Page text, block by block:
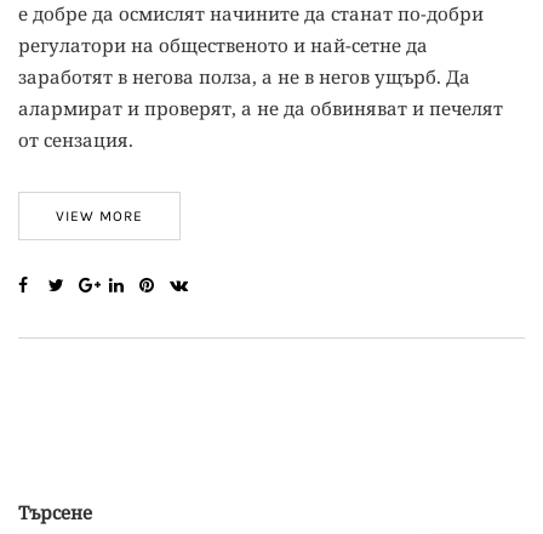
е добре да осмислят начините да станат по-добри
регулатори на общественото и най-сетне да
заработят в негова полза, а не в негов ущърб. Да
алармират и проверят, а не да обвиняват и печелят
от сензация.
VIEW MORE
Търсене